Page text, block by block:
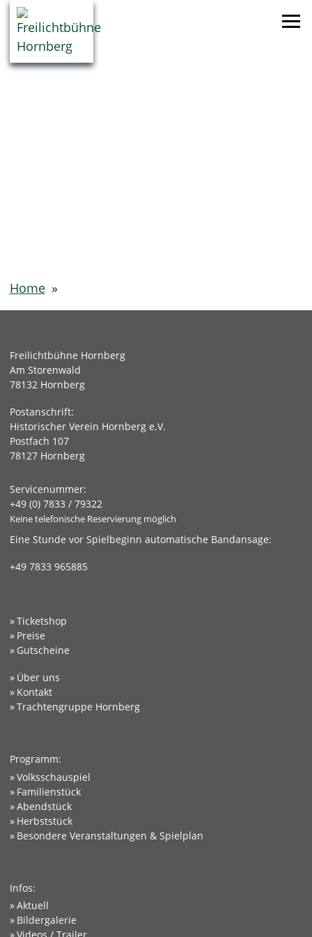
Home »
Freilichtbühne Hornberg
Am Storenwald
78132 Hornberg
Postanschrift:
Historischer Verein Hornberg e.V.
Postfach 107
78127 Hornberg
Servicenummer:
+49 (0) 7833 / 79322
Keine telefonische Reservierung möglich
Eine Stunde vor Spielbeginn automatische Bandansage:
+49 7833 965885
Ticketshop
Preise
Gutscheine
Über uns
Kontakt
Trachtengruppe Hornberg
Programm:
Volksschauspiel
Familienstück
Abendstück
Herbststück
Besondere Veranstaltungen & Spielplan
Infos:
Aktuell
Bildergalerie